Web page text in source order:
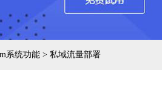
系统功能 > 私域流量部署